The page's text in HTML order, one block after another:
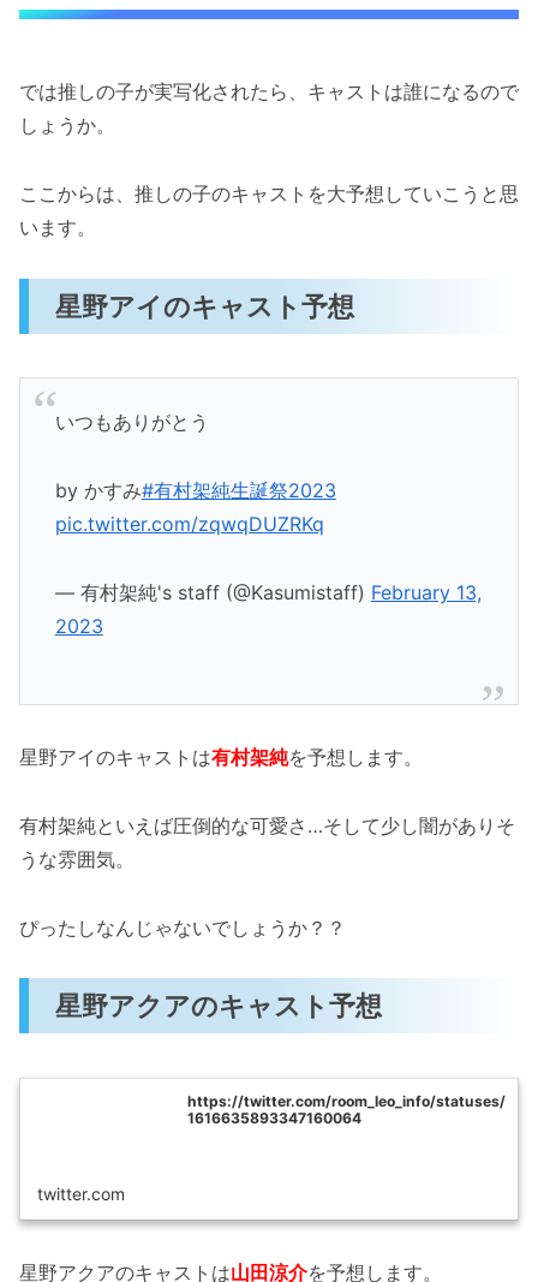
では推しの子が実写化されたら、キャストは誰になるので
しょうか。
ここからは、推しの子のキャストを大予想していこうと思
います。
星野アイのキャスト予想
いつもありがとう
by かすみ#有村架純生誕祭2023
pic.twitter.com/zqwqDUZRKq
— 有村架純's staff (@Kasumistaff) February 13,
2023
星野アイのキャストは有村架純を予想します。
有村架純といえば圧倒的な可愛さ…そして少し闇がありそ
うな雰囲気。
ぴったしなんじゃないでしょうか？？
星野アクアのキャスト予想
https://twitter.com/room_leo_info/statuses/
1616635893347160064
twitter.com
星野アクアのキャストは山田涼介を予想します。